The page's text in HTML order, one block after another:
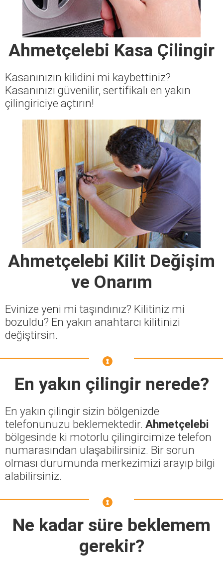
Ahmetçelebi Kasa Çilingir
Kasanınızın kilidini mi kaybettiniz?
Kasanınızı güvenilir, sertifikalı en yakın
çilingiriciye açtırın!
Ahmetçelebi Kilit Değişim
ve Onarım
Evinize yeni mi taşındınız? Kilitiniz mi
bozuldu? En yakın anahtarcı kilitinizi
değiştirsin.
En yakın çilingir nerede?
En yakın çilingir sizin bölgenizde
telefonunuzu beklemektedir. Ahmetçelebi
bölgesinde ki motorlu çilingircimize telefon
numarasından ulaşabilirsiniz. Bir sorun
olması durumunda merkezimizi arayıp bilgi
alabilirsiniz.
Ne kadar süre beklemem
gerekir?